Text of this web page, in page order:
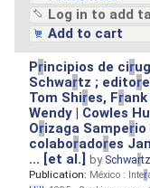
Log in to add
Add to cart
Principios de cir
Schwartz ; editor
Tom Shires, Frank
Wendy | Cowles
Orizaga Samperio
colaboradores
... [et al.]by Schwar
Publication: México : Inter